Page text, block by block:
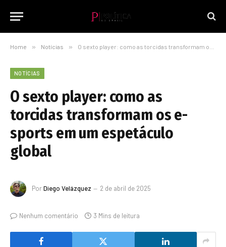
Home » Notícias » O sexto player: como as torcidas transformam os e-sports em um espetáculo global
NOTÍCIAS
O sexto player: como as
torcidas transformam os e-
sports em um espetáculo
global
PorDiego Velázquez 2 de abril de 2025
Nenhum comentário 3 Mins de leitura